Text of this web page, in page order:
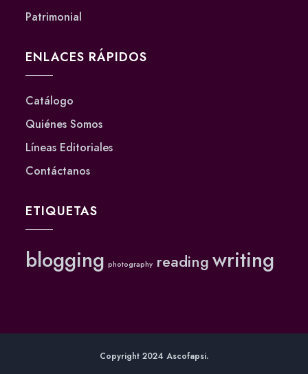
Patrimonial
ENLACES RÁPIDOS
Catálogo
Quiénes Somos
Líneas Editoriales
Contáctanos
ETIQUETAS
blogging photography reading writing
Copyright 2024 Ascofapsi.